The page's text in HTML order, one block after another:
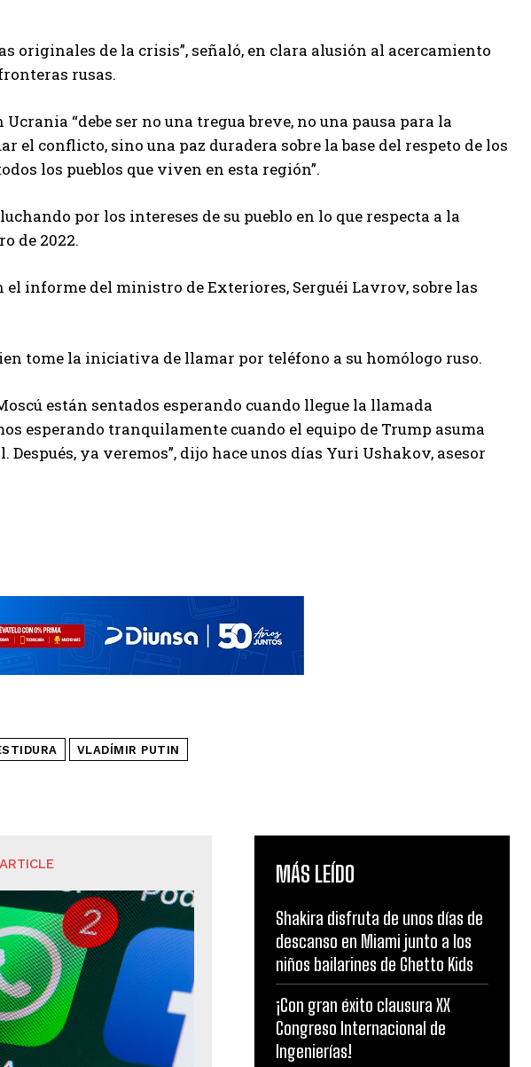
originales de la crisis”, señaló, en clara alusión al acercamiento
rusas.
“debe ser no una tregua breve, no una pausa para la
el conflicto, sino una paz duradera sobre la base del respeto de los
los pueblos que viven en esta región”.
por los intereses de su pueblo en lo que respecta a la
de 2022.
informe del ministro de Exteriores, Serguéi Lavrov, sobre las
tome la iniciativa de llamar por teléfono a su homólogo ruso.
están sentados esperando cuando llegue la llamada
esperando tranquilamente cuando el equipo de Trump asuma
Después, ya veremos”, dijo hace unos días Yuri Ushakov, asesor
VLADÍMIR PUTIN
MÁS LEÍDO
Shakira disfruta de unos días de
descanso en Miami junto a los
niños bailarines de Ghetto Kids
¡Con gran éxito clausura XX
Congreso Internacional de
Ingenierías!